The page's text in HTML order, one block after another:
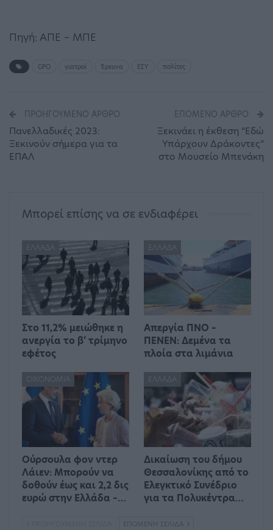
Πηγή: ΑΠΕ – ΜΠΕ
GPO γιατροί Έρευνα ΕΣΥ πολίτες
ΠΡΟΗΓΟΎΜΕΝΟ ΆΡΘΡΟ
Πανελλαδικές 2023:
Ξεκινούν σήμερα για τα
ΕΠΑΛ
ΕΠΌΜΕΝΟ ΆΡΘΡΟ
Ξεκινάει η έκθεση “Εδώ
Υπάρχουν Δράκοντες”
στο Μουσείο Μπενάκη
Μπορεί επίσης να σε ενδιαφέρει
ΕΛΛΆΔΑ
Στο 11,2% μειώθηκε η
ανεργία το β’ τρίμηνο
εφέτος
ΕΛΛΆΔΑ
Απεργία ΠΝΟ –
ΠΕΝΕΝ: Δεμένα τα
πλοία στα λιμάνια
ΟΙΚΟΝΟΜΊΑ
Ούρσουλα φον ντερ
Λάιεν: Μπορούν να
δοθούν έως και 2,2 δις
ευρώ στην Ελλάδα –…
ΕΛΛΆΔΑ
Δικαίωση του δήμου
Θεσσαλονίκης από το
Ελεγκτικό Συνέδριο
για τα Πολυκέντρα…
ΕΠΌΜΕΝΗ ΣΕΛΊΔΑ